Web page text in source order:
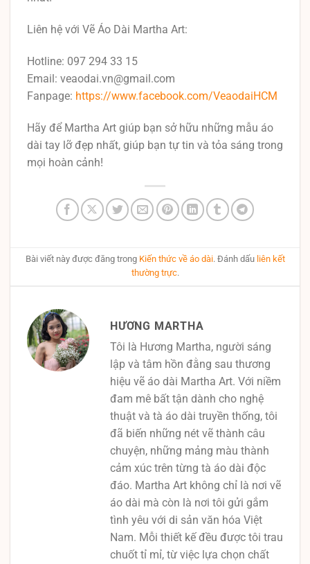
Liên hệ với Vẽ Áo Dài Martha Art:
Hotline: 097 294 33 15
Email: veaodai.vn@gmail.com
Fanpage: https://www.facebook.com/VeaodaiHCM
Hãy để Martha Art giúp bạn sở hữu những mẫu áo
dài tay lỡ đẹp nhất, giúp bạn tự tin và tỏa sáng trong
mọi hoàn cảnh!
Bài viết này được đăng trong Kiến thức về áo dài. Đánh dấu liên kết
thường trực.
HƯƠNG MARTHA
Tôi là Hương Martha, người sáng
lập và tâm hồn đằng sau thương
hiệu vẽ áo dài Martha Art. Với niềm
đam mê bất tận dành cho nghệ
thuật và tà áo dài truyền thống, tôi
đã biến những nét vẽ thành câu
chuyện, những mảng màu thành
cảm xúc trên từng tà áo dài độc
đáo. Martha Art không chỉ là nơi vẽ
áo dài mà còn là nơi tôi gửi gắm
tình yêu với di sản văn hóa Việt
Nam. Mỗi thiết kế đều được tôi trau
chuốt tỉ mỉ, từ việc lựa chọn chất